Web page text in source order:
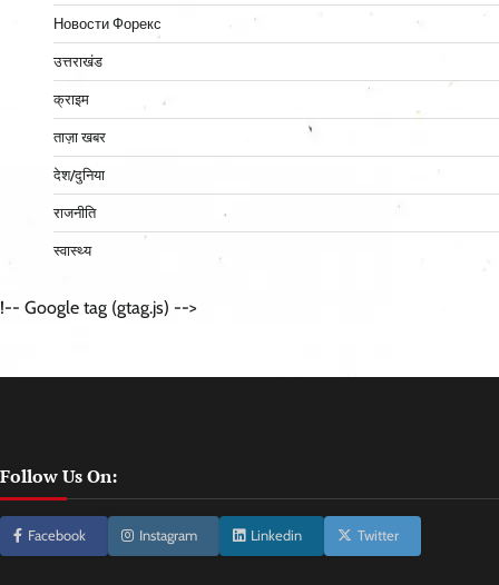
Новости Форекс
उत्तराखंड
क्राइम
ताज़ा खबर
देश/दुनिया
राजनीति
स्वास्थ्य
!-- Google tag (gtag.js) -->
Follow Us On:
Facebook Instagram Linkedin Twitter